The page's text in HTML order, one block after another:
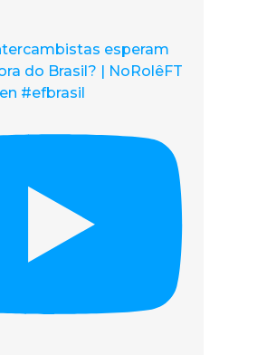
esperam
do Brasil? | NoRolêFT
#efbrasil